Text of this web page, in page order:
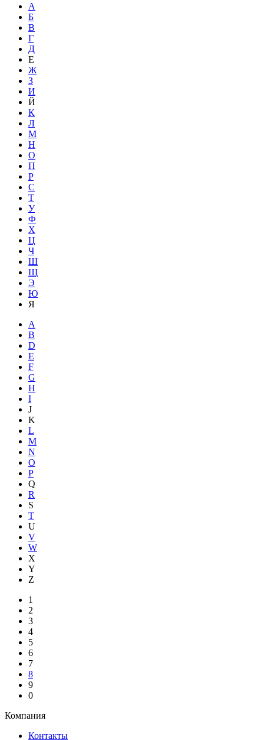
А
Б
В
Г
Д
Е
Ж
З
И
Й
К
Л
М
Н
О
П
Р
С
Т
У
Ф
Х
Ц
Ч
Ш
Щ
Э
Ю
Я
A
B
D
E
F
G
H
I
J
K
L
M
N
O
P
Q
R
S
T
U
V
W
X
Y
Z
1
2
3
4
5
6
7
8
9
0
Компания
Контакты